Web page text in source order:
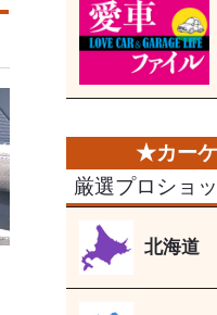
厳選プロショ
北海道